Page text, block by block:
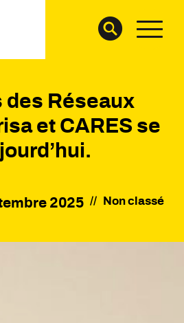
des Réseaux
et CARES se
2025 // Non classé